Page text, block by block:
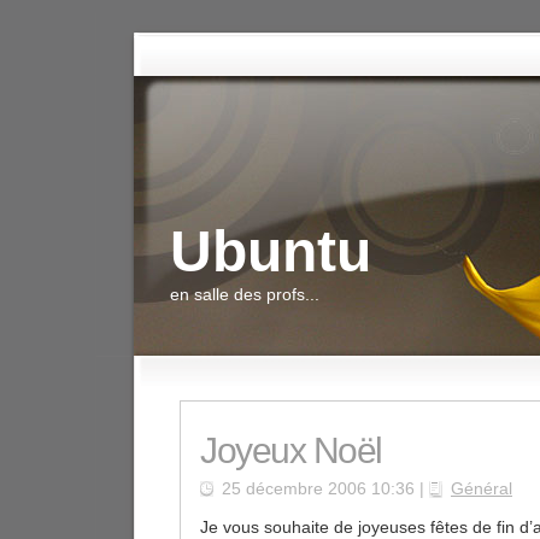
Ubuntu
en salle des profs...
Joyeux Noël
25 décembre 2006 10:36 | Général
Je vous souhaite de joyeuses fêtes de fin